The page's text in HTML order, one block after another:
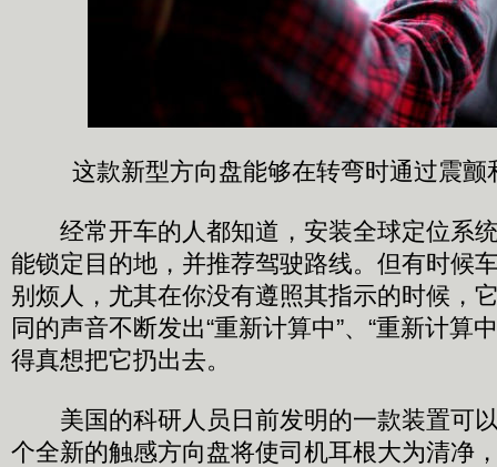
这款新型方向盘能够在转弯时通过震颤
经常开车的人都知道，安装全球定位系
能锁定目的地，并推荐驾驶路线。但有时候
别烦人，尤其在你没有遵照其指示的时候，
同的声音不断发出“重新计算中”、“重新计算
得真想把它扔出去。
美国的科研人员日前发明的一款装置可
个全新的触感方向盘将使司机耳根大为清净